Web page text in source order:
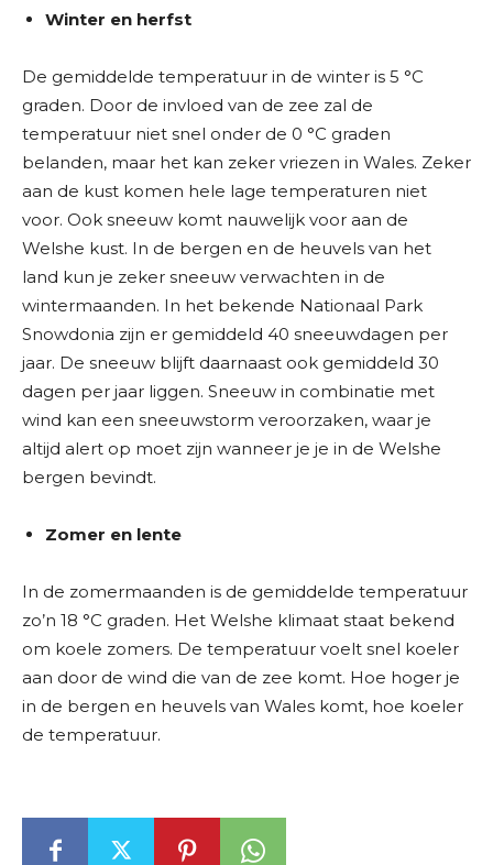
Winter en herfst
De gemiddelde temperatuur in de winter is 5 °C
graden. Door de invloed van de zee zal de
temperatuur niet snel onder de 0 °C graden
belanden, maar het kan zeker vriezen in Wales. Zeker
aan de kust komen hele lage temperaturen niet
voor. Ook sneeuw komt nauwelijk voor aan de
Welshe kust. In de bergen en de heuvels van het
land kun je zeker sneeuw verwachten in de
wintermaanden. In het bekende Nationaal Park
Snowdonia zijn er gemiddeld 40 sneeuwdagen per
jaar. De sneeuw blijft daarnaast ook gemiddeld 30
dagen per jaar liggen. Sneeuw in combinatie met
wind kan een sneeuwstorm veroorzaken, waar je
altijd alert op moet zijn wanneer je je in de Welshe
bergen bevindt.
Zomer en lente
In de zomermaanden is de gemiddelde temperatuur
zo’n 18 °C graden. Het Welshe klimaat staat bekend
om koele zomers. De temperatuur voelt snel koeler
aan door de wind die van de zee komt. Hoe hoger je
in de bergen en heuvels van Wales komt, hoe koeler
de temperatuur.